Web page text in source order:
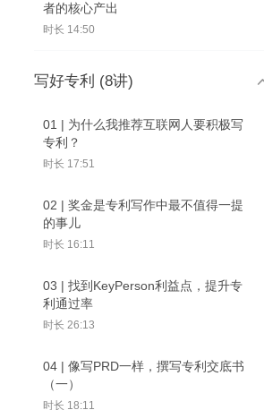
者的核心产出
时长 14:50
写好专利 (8讲)
01 | 为什么我推荐互联网人要积极写
专利？
时长 17:51
02 | 奖金是专利写作中最不值得一提
的事儿
时长 16:11
03 | 找到KeyPerson利益点，提升专
利通过率
时长 26:13
04 | 像写PRD一样，撰写专利交底书
（一）
时长 18:11